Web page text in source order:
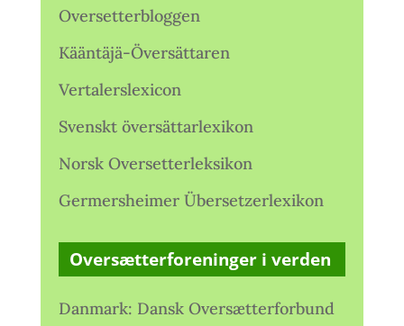
Oversetterbloggen
Kääntäjä-Översättaren
Vertalerslexicon
Svenskt översättarlexikon
Norsk Oversetterleksikon
Germersheimer Übersetzerlexikon
Oversætterforeninger i verden
Danmark: Dansk Oversætterforbund